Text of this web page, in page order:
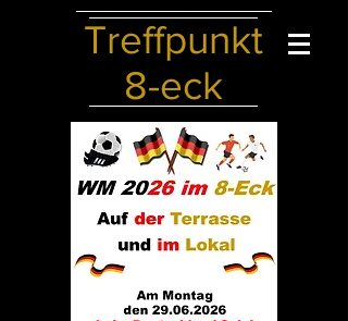
Treffpunkt
8-eck